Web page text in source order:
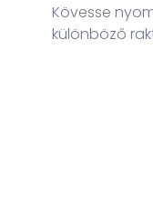
Kövesse
különböző